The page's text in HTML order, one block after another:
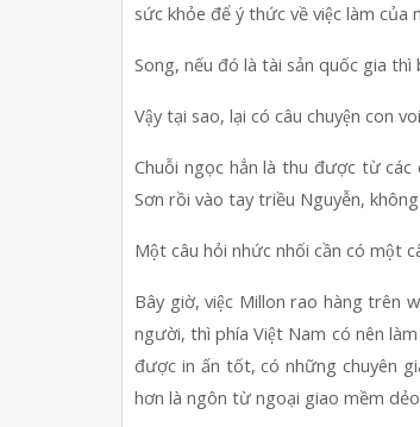
sức khỏe để ý thức về việc làm
Song, nếu đó là tài sản quốc gia
Vậy tại sao, lại có câu chuyện con
Chuỗi ngọc hẳn là thu được từ các
Sơn rồi vào tay triều Nguyễn,
Một câu hỏi nhức nhối cần có một
Bây giờ, việc Millon rao hàng trên
người, thì phía Việt Nam có nên
được in ấn tốt, có những chuyên
hơn là ngôn từ ngoại giao mềm